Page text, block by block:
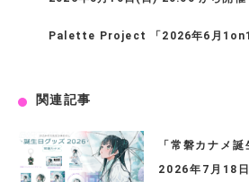
Palette Project 「2026年6月1on1
関連記事
「常磐カナメ
2026年7月18